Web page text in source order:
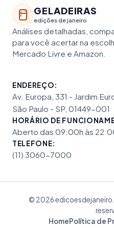
GELADEIRAS
edições de janeiro
Análises detalhadas,
para você acertar na
Mercado Livre e Amazon.
ENDEREÇO:
Av. Europa, 331 - Jardim
São Paulo - SP, 01449-001
HORÁRIO DE
Aberto das 09:00h às
TELEFONE:
(11) 3060-7000
© 2026
HomePolítica de